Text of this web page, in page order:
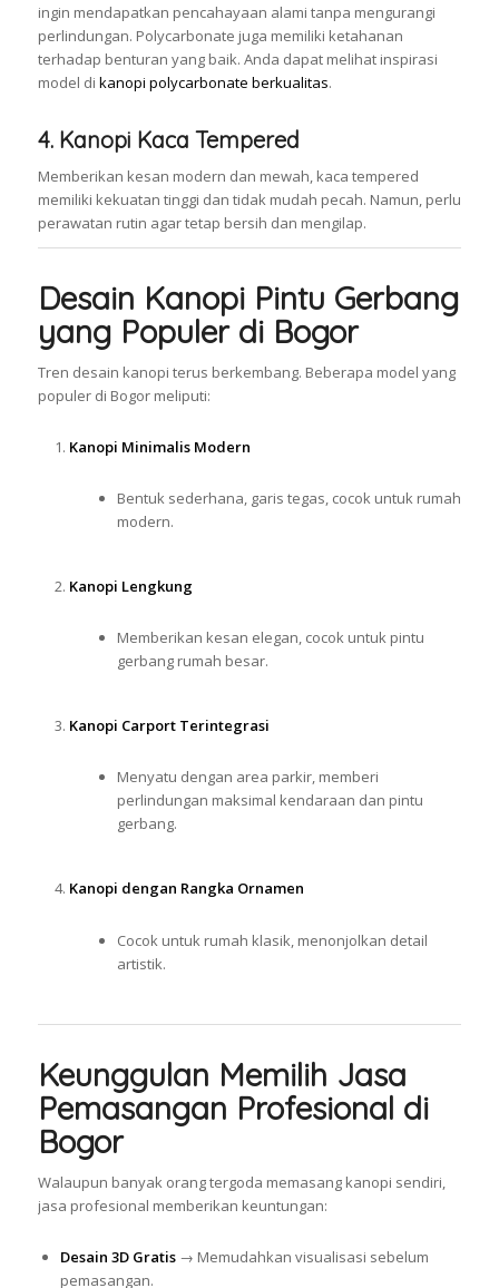
ingin mendapatkan pencahayaan alami tanpa mengurangi
perlindungan. Polycarbonate juga memiliki ketahanan
terhadap benturan yang baik. Anda dapat melihat inspirasi
model di kanopi polycarbonate berkualitas.
4. Kanopi Kaca Tempered
Memberikan kesan modern dan mewah, kaca tempered
memiliki kekuatan tinggi dan tidak mudah pecah. Namun, perlu
perawatan rutin agar tetap bersih dan mengilap.
Desain Kanopi Pintu Gerbang
yang Populer di Bogor
Tren desain kanopi terus berkembang. Beberapa model yang
populer di Bogor meliputi:
Kanopi Minimalis Modern
Bentuk sederhana, garis tegas, cocok untuk rumah
modern.
Kanopi Lengkung
Memberikan kesan elegan, cocok untuk pintu
gerbang rumah besar.
Kanopi Carport Terintegrasi
Menyatu dengan area parkir, memberi
perlindungan maksimal kendaraan dan pintu
gerbang.
Kanopi dengan Rangka Ornamen
Cocok untuk rumah klasik, menonjolkan detail
artistik.
Keunggulan Memilih Jasa
Pemasangan Profesional di
Bogor
Walaupun banyak orang tergoda memasang kanopi sendiri,
jasa profesional memberikan keuntungan:
Desain 3D Gratis→ Memudahkan visualisasi sebelum
pemasangan.